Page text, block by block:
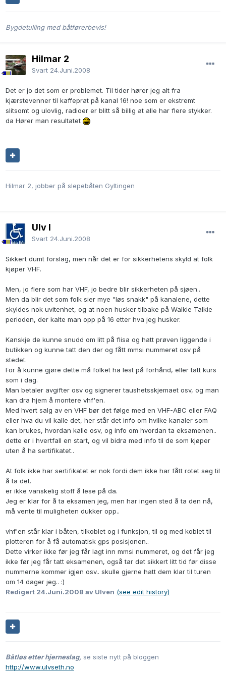
Bygdetulling med båtførerbevis!
Hilmar 2
Svart 24.Juni.2008
Det er jo det som er problemet. Til tider hører jeg alt fra
kjærstevenner til kaffeprat på kanal 16! noe som er ekstremt
slitsomt og ulovlig, radioer er blitt så billig at alle har flere stykker.
da Hører man resultatet
Hilmar 2, jobber på slepebåten Gyltingen
Ulv I
Svart 24.Juni.2008
Sikkert dumt forslag, men når det er for sikkerhetens skyld at folk
kjøper VHF.
Men, jo flere som har VHF, jo bedre blir sikkerheten på sjøen..
Men da blir det som folk sier mye "løs snakk" på kanalene, dette
skyldes nok uvitenhet, og at noen husker tilbake på Walkie Talkie
perioden, der kalte man opp på 16 etter hva jeg husker.
Kanskje de kunne snudd om litt på flisa og hatt prøven liggende i
butikken og kunne tatt den der og fått mmsi nummeret osv på
stedet.
For å kunne gjøre dette må folket ha lest på forhånd, eller tatt kurs
som i dag.
Man betaler avgifter osv og signerer taushetsskjemaet osv, og man
kan dra hjem å montere vhf'en.
Med hvert salg av en VHF bør det følge med en VHF-ABC eller FAQ
eller hva du vil kalle det, her står det info om hvilke kanaler som
kan brukes, hvordan kalle osv, og info om hvordan ta eksamenen..
dette er i hvertfall en start, og vil bidra med info til de som kjøper
uten å ha sertifikatet..
At folk ikke har sertifikatet er nok fordi dem ikke har fått rotet seg til
å ta det.
er ikke vanskelig stoff å lese på da.
Jeg er klar for å ta eksamen jeg, men har ingen sted å ta den nå,
må vente til muligheten dukker opp..
vhf'en står klar i båten, tilkoblet og i funksjon, til og med koblet til
plotteren for å få automatisk gps posisjonen..
Dette virker ikke før jeg får lagt inn mmsi nummeret, og det får jeg
ikke før jeg får tatt eksamenen, også tar det sikkert litt tid før disse
nummerne kommer igjen osv.. skulle gjerne hatt dem klar til turen
om 14 dager jeg.. :)
Redigert 24.Juni.2008 av Ulven (see edit history)
Båtløs etter hjerneslag, se siste nytt på bloggen
http://www.ulvseth.no